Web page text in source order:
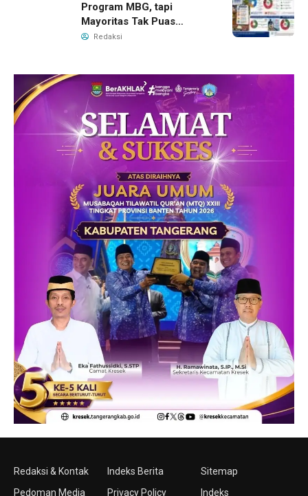
Program MBG, tapi
Mayoritas Tak Puas
dengan Pengelolaannya
Redaksi
Redaksi & Kontak
Pedoman Media
Indeks Berita
Privacy Policy
Sitemap
Indeks